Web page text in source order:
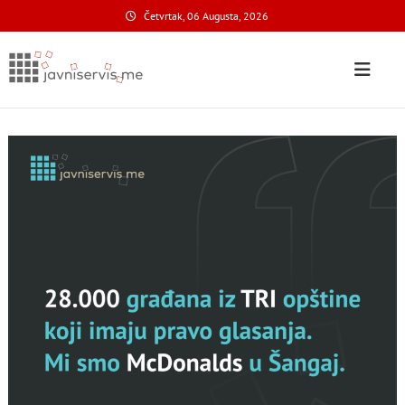
to
content
Četvrtak, 06 Augusta, 2026
Javni Servis